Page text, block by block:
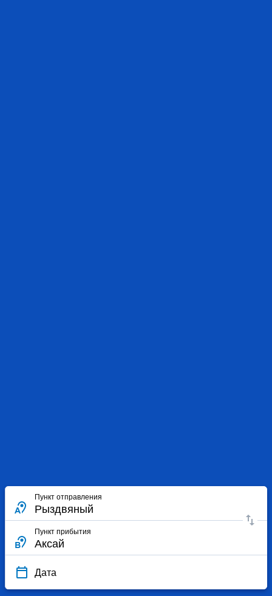
Пункт отправления
Пункт прибытия
Дата